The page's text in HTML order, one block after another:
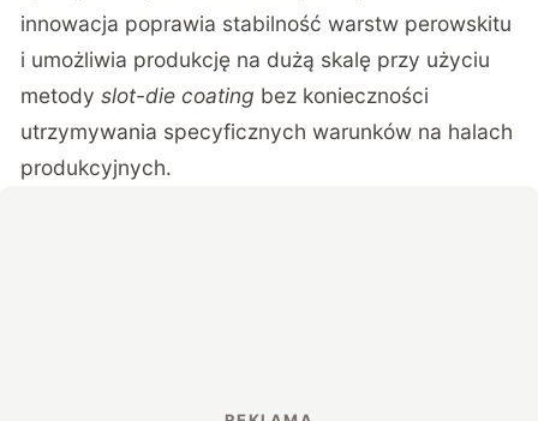
innowacja poprawia stabilność warstw perowskitu
i umożliwia produkcję na dużą skalę przy użyciu
metodyslot-die coating bez konieczności
utrzymywania specyficznych warunków na halach
produkcyjnych.